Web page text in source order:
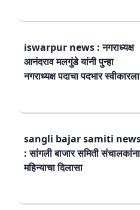
iswarpur news : नगराध्यक्ष
आनंदराव मलगुंडे यांनी पुन्हा
नगराध्यक्ष पदाचा पदभार स्वीकारला
sangli bajar samiti
: सांगली बाजार समिती संचालकांना
महिन्याचा दिलासा